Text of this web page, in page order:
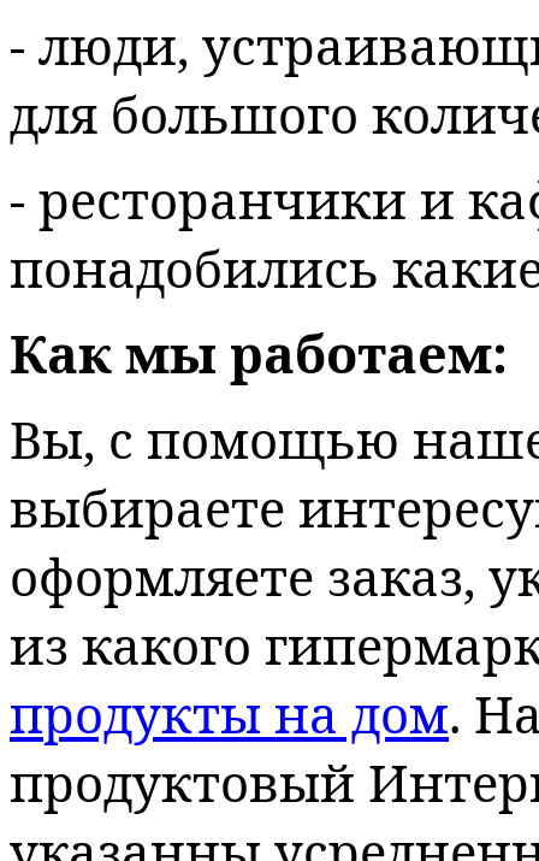
- люди,
для большого
- ресторанчики и
понадобились
Как мы работаем:
Вы, с помощью
выбираете
оформляете заказ,
из какого
продукты на дом.
продуктовый